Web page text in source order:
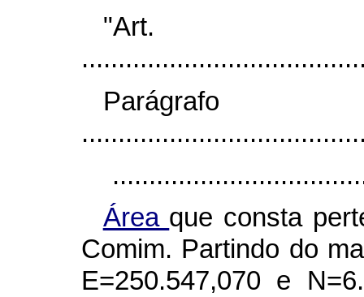
Área que consta
Comim. Partindo do
E=250.547,070 e